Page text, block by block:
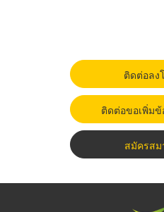
ติดต่อล
ติดต่อขอเพิ่ม
สมัครส